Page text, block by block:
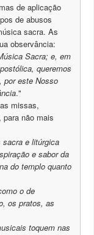
de aplicação
de abusos
sacra. As
observância:
Sacra; e, em
queremos
por este Nosso
."
missas,
não mais
sacra e litúrgica
e sabor da
do templo quanto
o de
os pratos, as
toquem nas